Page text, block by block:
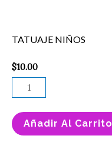
TATUAJE NIÑOS
$10.00
Añadir Al Carrito